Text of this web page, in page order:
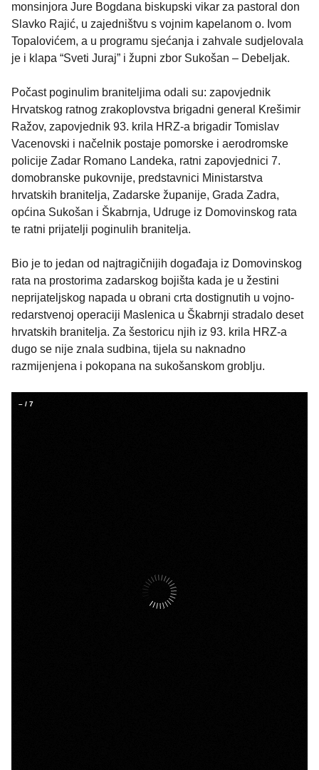
monsinjora Jure Bogdana biskupski vikar za pastoral don
Slavko Rajić, u zajedništvu s vojnim kapelanom o. Ivom
Topalovićem, a u programu sjećanja i zahvale sudjelovala
je i klapa “Sveti Juraj” i župni zbor Sukošan – Debeljak.
Počast poginulim braniteljima odali su: zapovjednik
Hrvatskog ratnog zrakoplovstva brigadni general Krešimir
Ražov, zapovjednik 93. krila HRZ-a brigadir Tomislav
Vacenovski i načelnik postaje pomorske i aerodromske
policije Zadar Romano Landeka, ratni zapovjednici 7.
domobranske pukovnije, predstavnici Ministarstva
hrvatskih branitelja, Zadarske županije, Grada Zadra,
općina Sukošan i Škabrnja, Udruge iz Domovinskog rata
te ratni prijatelji poginulih branitelja.
Bio je to jedan od najtragičnijih događaja iz Domovinskog
rata na prostorima zadarskog bojišta kada je u žestini
neprijateljskog napada u obrani crta dostignutih u vojno-
redarstvenoj operaciji Maslenica u Škabrnji stradalo deset
hrvatskih branitelja. Za šestoricu njih iz 93. krila HRZ-a
dugo se nije znala sudbina, tijela su naknadno
razmijenjena i pokopana na sukošanskom groblju.
– / 7